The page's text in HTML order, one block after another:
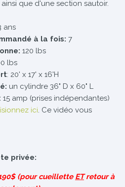
que d'une section sautoir.
ans
à la fois: 7
120 lbs
lbs
: 20' x 17' x 16'H
un cylindre 36" D x 60" L
15 amp (prises indépendantes)
ici. Ce vidéo vous
privée:
190$ (pour cueillette ETretour à